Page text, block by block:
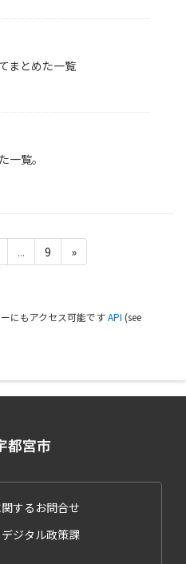
まとめた一覧
一覧。
... 9 »
にもアクセス可能ですAPI (see
するお問合せ
ジタル政策課